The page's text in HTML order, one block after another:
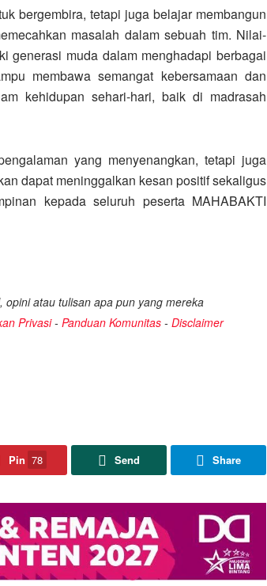
bergembira, tetapi juga belajar membangun
masalah dalam sebuah tim. Nilai-
generasi muda dalam menghadapi berbagai
membawa semangat kebersamaan dan
kehidupan sehari-hari, baik di madrasah
yang menyenangkan, tetapi juga
dapat meninggalkan kesan positif sekaligus
kepada seluruh peserta MAHABAKTI
atau tulisan apa pun yang mereka
Privasi- Panduan Komunitas - Disclaimer
Pin 78 Send Share